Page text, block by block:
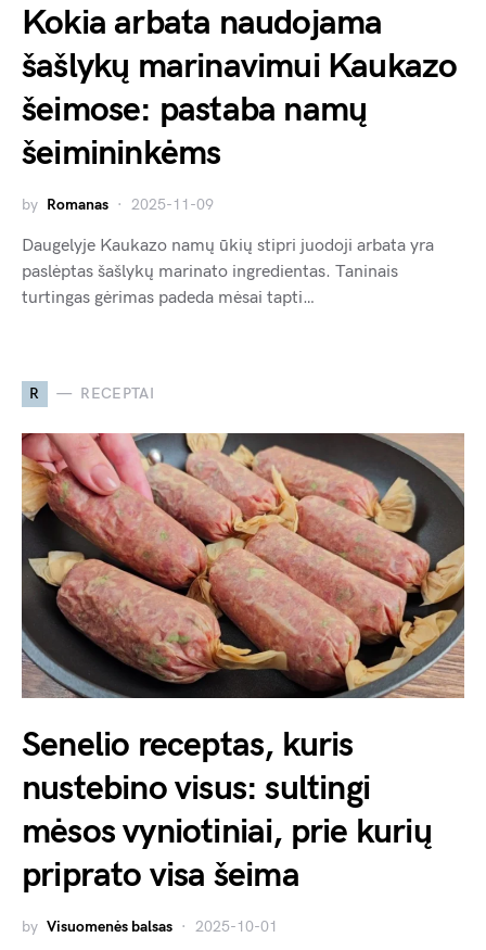
Kokia arbata naudojama
šašlykų marinavimui Kaukazo
šeimose: pastaba namų
šeimininkėms
by Romanas 2025-11-09
Daugelyje Kaukazo namų ūkių stipri juodoji arbata yra
paslėptas šašlykų marinato ingredientas. Taninais
turtingas gėrimas padeda mėsai tapti…
R RECEPTAI
Senelio receptas, kuris
nustebino visus: sultingi
mėsos vyniotiniai, prie kurių
priprato visa šeima
by Visuomenės balsas 2025-10-01